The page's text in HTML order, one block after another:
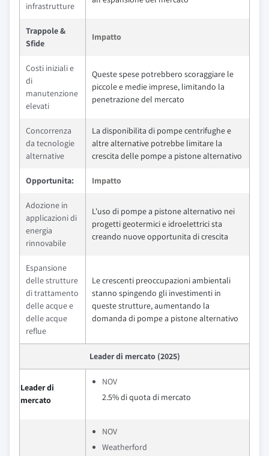
infrastrutture
Trappole &
Sfide
Impatto
Costi iniziali e
di
manutenzione
elevati
Queste spese potrebbero scoraggiare le
piccole e medie imprese, limitando la
penetrazione del mercato
Concorrenza
da tecnologie
alternative
La disponibilita di pompe centrifughe e
altre alternative potrebbe limitare la
crescita delle pompe a pistone alternativo
Opportunita: Impatto
Adozione in
applicazioni di
energia
rinnovabile
L'uso di pompe a pistone alternativo nei
progetti geotermici e idroelettrici sta
creando nuove opportunita di crescita
Espansione
delle strutture
di trattamento
delle acque e
delle acque
reflue
Le crescenti preoccupazioni ambientali
stanno spingendo gli investimenti in
queste strutture, aumentando la
domanda di pompe a pistone alternativo
Leader di mercato (2025)
Leader di
mercato
NOV
2.5% di quota di mercato
NOV
Weatherford